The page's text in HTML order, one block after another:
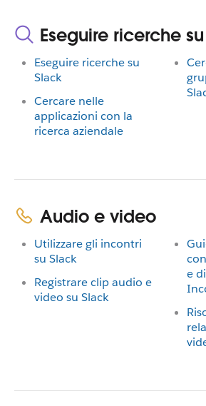
Eseguire ricerche
Eseguire ricerche su
Slack
Cercare nelle
applicazioni con la
ricerca aziendale
Audio e video
Utilizzare gli incontri
su Slack
Registrare clip audio e
video su Slack
e